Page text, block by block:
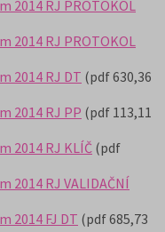
RJ PROTOKOL
RJ PROTOKOL
2014 RJ DT (pdf 630,36
2014 RJ PP (pdf 113,11
2014 RJ KLÍČ (pdf
RJ VALIDAČNÍ
2014 FJ DT (pdf 685,73